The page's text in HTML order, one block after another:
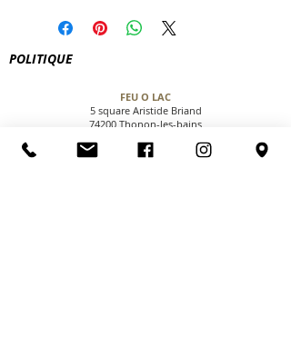
POLITIQUE
FEU O LAC
5 square Aristide Briand
74200 Thonon-les-bains
04 50 73 85 20